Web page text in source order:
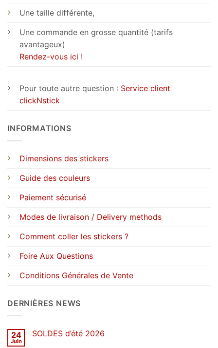
Une taille différente,
Une commande en grosse quantité (tarifs
avantageux)
Rendez-vous ici !
Pour toute autre question : Service client
clickNstick
INFORMATIONS
Dimensions des stickers
Guide des couleurs
Paiement sécurisé
Modes de livraison / Delivery methods
Comment coller les stickers ?
Foire Aux Questions
Conditions Générales de Vente
DERNIÈRES NEWS
24
Juin
SOLDES d’été 2026